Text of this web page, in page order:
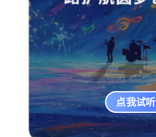
点我试听